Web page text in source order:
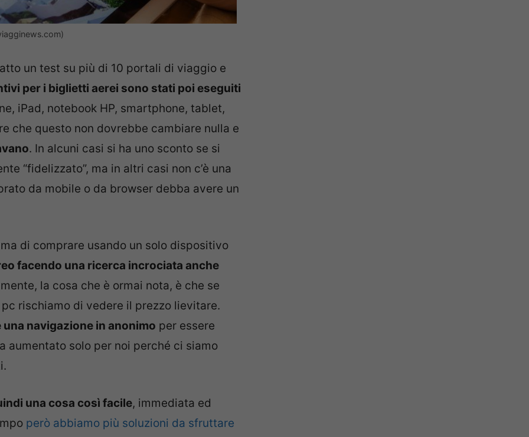
un test su più di 10 portali di viaggio e
per i biglietti aerei sono stati poi eseguiti
iPad, notebook HP, smartphone, tablet,
che questo non dovrebbe cambiare nulla e
. In alcuni casi si ha uno sconto se si
“fidelizzato”, ma in altri casi non c’è una
da mobile o da browser debba avere un
di comprare usando un solo dispositivo
facendo una ricerca incrociata anche
la cosa che è ormai nota, è che se
rischiamo di vedere il prezzo lievitare.
navigazione in anonimo per essere
aumentato solo per noi perché ci siamo
una cosa così facile, immediata ed
però abbiamo più soluzioni da sfruttare